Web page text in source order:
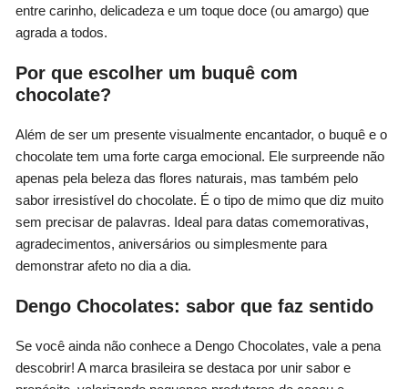
entre carinho, delicadeza e um toque doce (ou amargo) que
agrada a todos.
Por que escolher um buquê com
chocolate?
Além de ser um presente visualmente encantador, o buquê e o
chocolate tem uma forte carga emocional. Ele surpreende não
apenas pela beleza das flores naturais, mas também pelo
sabor irresistível do chocolate. É o tipo de mimo que diz muito
sem precisar de palavras. Ideal para datas comemorativas,
agradecimentos, aniversários ou simplesmente para
demonstrar afeto no dia a dia.
Dengo Chocolates: sabor que faz sentido
Se você ainda não conhece a Dengo Chocolates, vale a pena
descobrir! A marca brasileira se destaca por unir sabor e